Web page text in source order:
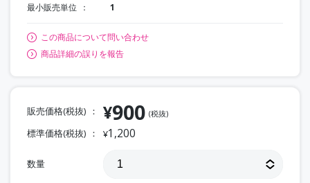
最小販売単位 1
この商品について問い合わせ
商品詳細の誤りを報告
販売価格(税抜) ¥900 (税抜)
標準価格(税抜) ¥1,200
数量